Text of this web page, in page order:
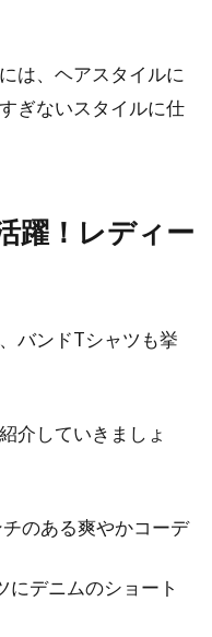
をダメージ加工！ポ
仕上げにあり
爽やかに！
始まりますね。仕事上、一年
のとり方とは
は、ヘアスタイルに
ぎないスタイルに仕
躍！レディー
バンドTシャツも挙
介していきましょ
のある爽やかコーデ
にデニムのショート